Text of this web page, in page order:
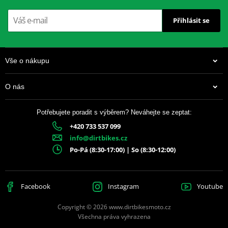
Unikátní tvar zubů– delší životnost
Trojí zinkování– ochrana proti korozi
Černé provedení– prémiový vzhled
337 Kč
Skladem
Přihlásit se
Vše o nákupu
O nás
Potřebujete poradit s výběrem? Neváhejte se zeptat:
+420 733 537 099
info@dirtbikes.cz
Po-Pá (8:30-17:00) | So (8:30-12:00)
Facebook Instagram Youtube
Copyright © 2026 www.dirtbikesmoto.cz
Všechna práva vyhrazena